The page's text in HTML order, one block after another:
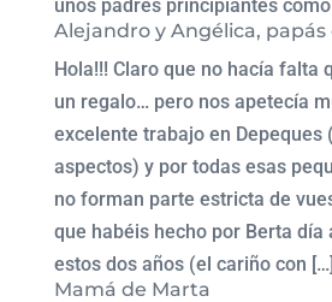
unos padres principiantes
Alejandro y Angélica, papás
Hola!!! Claro que no hacía falta
un regalo… pero nos apetecía
excelente trabajo en Depeques
aspectos) y por todas esas
no forman parte estricta de
que habéis hecho por Berta día
estos dos años (el cariño con […]
Mamá de Marta